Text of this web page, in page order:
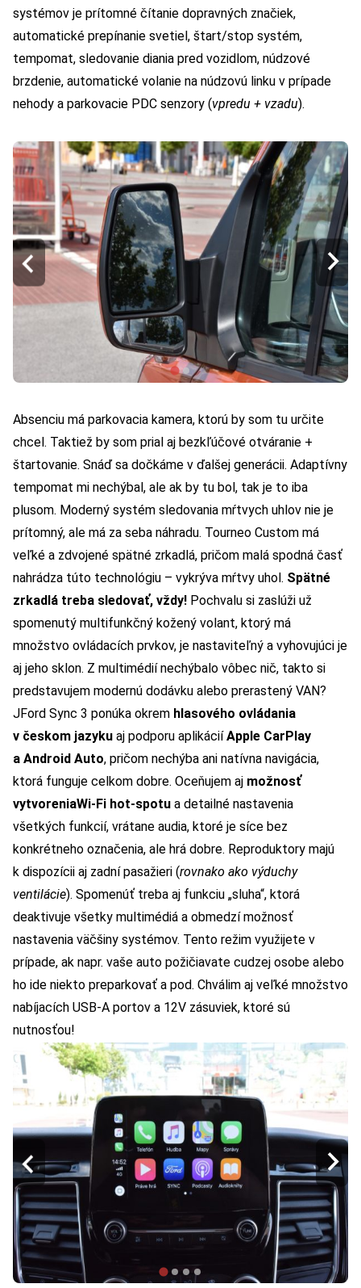
systémov je prítomné čítanie dopravných značiek,
automatické prepínanie svetiel, štart/stop systém,
tempomat, sledovanie diania pred vozidlom, núdzové
brzdenie, automatické volanie na núdzovú linku v prípade
nehody a parkovacie PDC senzory (vpredu + vzadu).
Absenciu má parkovacia kamera, ktorú by som tu určite
chcel. Taktiež by som prial aj bezkľúčové otváranie +
štartovanie. Snáď sa dočkáme v ďalšej generácii. Adaptívny
tempomat mi nechýbal, ale ak by tu bol, tak je to iba
plusom. Moderný systém sledovania mŕtvych uhlov nie je
prítomný, ale má za seba náhradu. Tourneo Custom má
veľké a zdvojené spätné zrkadlá, pričom malá spodná časť
nahrádza túto technológiu – vykrýva mŕtvy uhol. Spätné
zrkadlá treba sledovať, vždy! Pochvalu si zaslúži už
spomenutý multifunkčný kožený volant, ktorý má
množstvo ovládacích prvkov, je nastaviteľný a vyhovujúci je
aj jeho sklon. Z multimédií nechýbalo vôbec nič, takto si
predstavujem modernú dodávku alebo prerastený VAN?
JFord Sync 3 ponúka okrem hlasového ovládania
v českom jazyku aj podporu aplikáciíApple CarPlay
a Android Auto, pričom nechýba ani natívna navigácia,
ktorá funguje celkom dobre. Oceňujem aj možnosť
vytvoreniaWi-Fi hot-spotu a detailné nastavenia
všetkých funkcií, vrátane audia, ktoré je síce bez
konkrétneho označenia, ale hrá dobre. Reproduktory majú
k dispozícii aj zadní pasažieri (rovnako ako výduchy
ventilácie). Spomenúť treba aj funkciu „sluha“, ktorá
deaktivuje všetky multimédiá a obmedzí možnosť
nastavenia väčšiny systémov. Tento režim využijete v
prípade, ak napr. vaše auto požičiavate cudzej osobe alebo
ho ide niekto preparkovať a pod. Chválim aj veľké množstvo
nabíjacích USB-A portov a 12V zásuviek, ktoré sú
nutnosťou!